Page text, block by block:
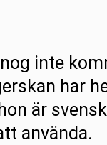
inte
har
är
använda.